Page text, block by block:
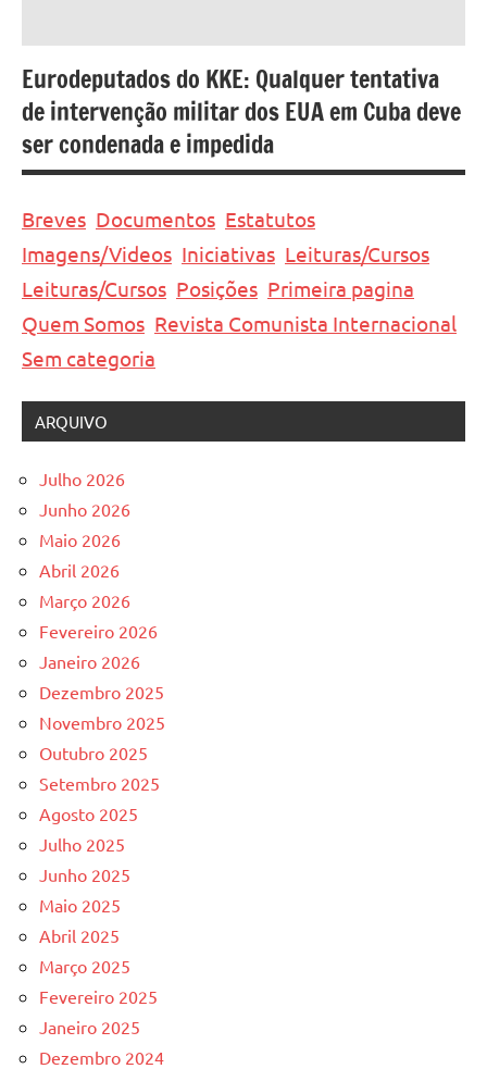
Eurodeputados do KKE: Qualquer tentativa
de intervenção militar dos EUA em Cuba deve
ser condenada e impedida
Breves Documentos Estatutos
Imagens/Videos Iniciativas Leituras/Cursos
Leituras/Cursos Posições Primeira pagina
Quem Somos Revista Comunista Internacional
Sem categoria
ARQUIVO
Julho 2026
Junho 2026
Maio 2026
Abril 2026
Março 2026
Fevereiro 2026
Janeiro 2026
Dezembro 2025
Novembro 2025
Outubro 2025
Setembro 2025
Agosto 2025
Julho 2025
Junho 2025
Maio 2025
Abril 2025
Março 2025
Fevereiro 2025
Janeiro 2025
Dezembro 2024